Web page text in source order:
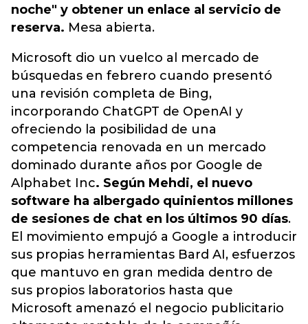
noche" y obtener un enlace al servicio de
reserva. Mesa abierta.
Microsoft dio un vuelco al mercado de
búsquedas en febrero cuando presentó
una revisión completa de Bing,
incorporando ChatGPT de OpenAI y
ofreciendo la posibilidad de una
competencia renovada en un mercado
dominado durante años por Google de
Alphabet Inc. Según Mehdi, el nuevo
software ha albergado quinientos millones
de sesiones de chat en los últimos 90 días.
El movimiento empujó a Google a introducir
sus propias herramientas Bard AI, esfuerzos
que mantuvo en gran medida dentro de
sus propios laboratorios hasta que
Microsoft amenazó el negocio publicitario